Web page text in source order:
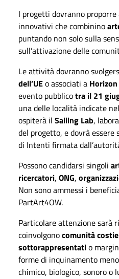
I progetti dovranno proporre
innovativi che combinino
puntando non solo sulla
sull’attivazione delle
Le attività dovranno
dell’UEo associati a
evento pubblicotra il 21
una delle località indicate
ospiterà il Sailing Lab,
del progetto, e dovrà
di Intenti firmata
Possono candidarsi singoli
ricercatori, ONG,
Non sono ammessi i
PartArt4OW.
Particolare attenzione sarà
coinvolgonocomunità
sottorappresentatio
forme di inquinamento
chimico, biologico, sonoro o